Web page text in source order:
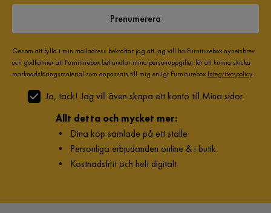
Prenumerera
Genom att fylla i min mailadress bekräftar jag att jag vill ha Furniturebox nyhetsbrev
och godkänner att Furniturebox behandlar mina personuppgifter för att kunna skicka
marknadsföringsmaterial som anpassats till mig enligt Furniturebox Integritetspolicy.
Ja, tack! Jag vill även skapa ett konto till Mina sidor.
Allt detta och mycket mer:
• Dina köp samlade på ett ställe
• Personliga erbjudanden online & i butik
• Kostnadsfritt och helt digitalt